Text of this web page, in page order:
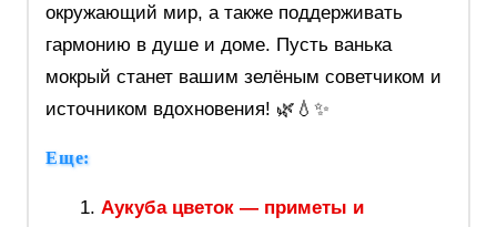
окружающий мир, а также поддерживать
гармонию в душе и доме. Пусть ванька
мокрый станет вашим зелёным советчиком и
источником вдохновения! 🌿💧✨
Еще:
Аукуба цветок — приметы и